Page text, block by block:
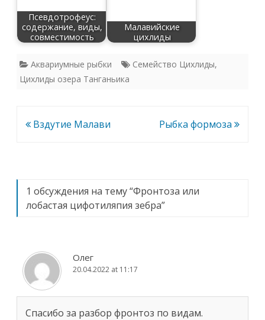
Псевдотрофеус:
содержание, виды,
совместимость
Малавийские
цихлиды
Аквариумные рыбки Семейство Цихлиды,
Цихлиды озера Танганьика
Навигация
Вздутие Малави Рыбка формоза
1 обсуждения на тему “Фронтоза или
лобастая цифотиляпия зебра”
Олег
20.04.2022 at 11:17
Спасибо за разбор фронтоз по видам.